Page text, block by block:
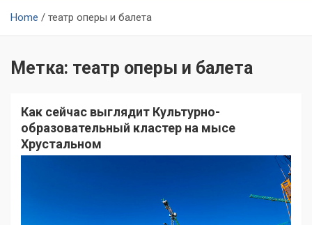
Home театр оперы и балета
Метка: театр оперы и балета
Как сейчас выглядит Культурно-
образовательный кластер на мысе
Хрустальном